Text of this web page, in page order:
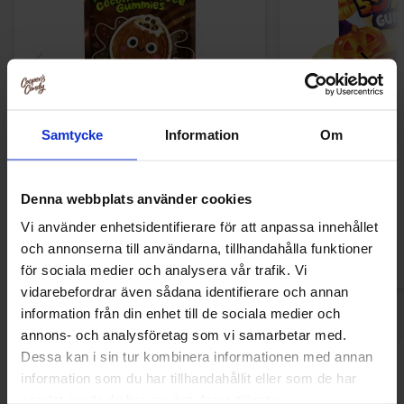
Samtycke Information Om
Denna webbplats använder cookies
Vi använder enhetsidentifierare för att anpassa innehållet
och annonserna till användarna, tillhandahålla funktioner
för sociala medier och analysera vår trafik. Vi
vidarebefordrar även sådana identifierare och annan
information från din enhet till de sociala medier och
annons- och analysföretag som vi samarbetar med.
Dessa kan i sin tur kombinera informationen med annan
information som du har tillhandahållit eller som de har
Cokoc Gummies Coconut Latte Flavor
Andra gillade